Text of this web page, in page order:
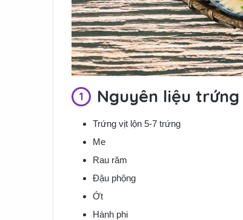
Nguyên liệu
Trứng vịt lộn 5-7 trứng
Me
Rau răm
Đậu phộng
Ớt
Hành phi